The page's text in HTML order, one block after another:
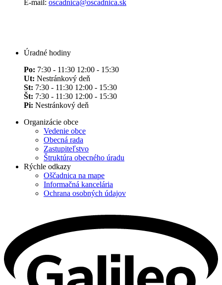
E-mail: oscadnica@oscadnica.sk
Úradné hodiny
Po: 7:30 - 11:30 12:00 - 15:30
Ut: Nestránkový deň
St: 7:30 - 11:30 12:00 - 15:30
Št: 7:30 - 11:30 12:00 - 15:30
Pi: Nestránkový deň
Organizácie obce
Vedenie obce
Obecná rada
Zastupiteľstvo
Štruktúra obecného úradu
Rýchle odkazy
Oščadnica na mape
Informačná kancelária
Ochrana osobných údajov